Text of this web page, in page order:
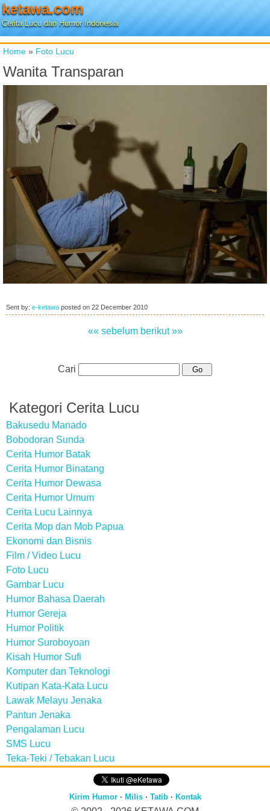
ketawa.com
Cerita Lucu dan Humor Indonesia
Home » Foto Lucu
Wanita Transparan
Sent by: e-ketawa posted on 22 December 2010
«« sebelum berikut »»
Cari
Kategori Cerita Lucu
Bakusedu Manado
Bobodoran Sunda
Cerita Humor Batak
Cerita Humor Binatang
Cerita Humor Dewasa
Cerita Humor Umum
Cerita Lucu Lainnya
Cerita Mop dan Mob Papua
Ekonomi dan Bisnis
Film / Video Lucu
Foto Lucu
Gambar Lucu
Humor Bahasa Daerah
Humor Gereja
Humor Politik
Humor Suroboyoan
Kisah Humor Sufi
Komputer dan Teknologi
Kutipan Kata-Kata Lucu
Lawak Melayu Jenaka
Pantun Jenaka
Pengalaman Lucu
SMS Lucu
Teka-Teki / Tebakan Lucu
Kirim Humor· Milis· Tatib· Kontak